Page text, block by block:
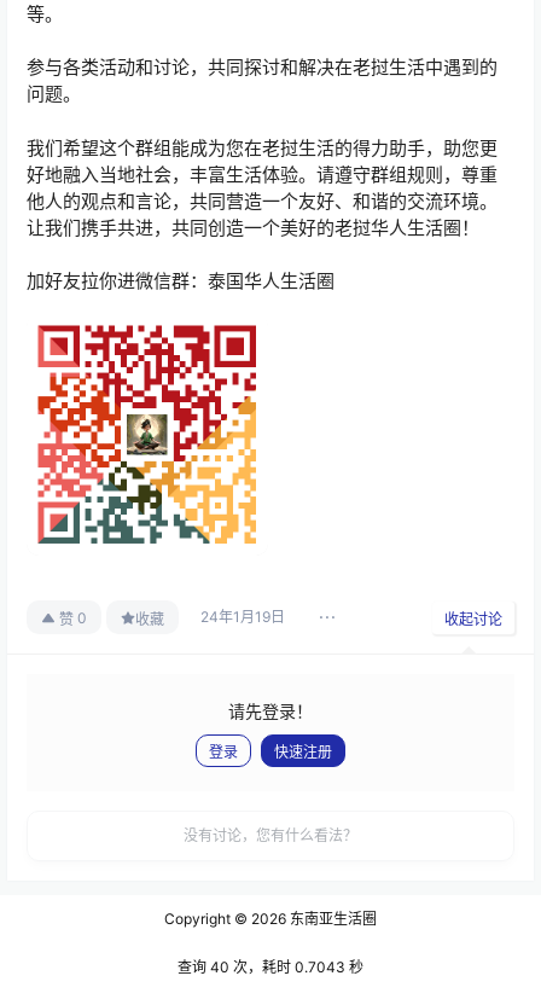
等。
参与各类活动和讨论，共同探讨和解决在老挝生活中遇到的
问题。
我们希望这个群组能成为您在老挝生活的得力助手，助您更
好地融入当地社会，丰富生活体验。请遵守群组规则，尊重
他人的观点和言论，共同营造一个友好、和谐的交流环境。
让我们携手共进，共同创造一个美好的老挝华人生活圈！
加好友拉你进微信群：泰国华人生活圈
赞 0 收藏 24年1月19日 收起讨论
请先登录！
登录 快速注册
没有讨论，您有什么看法？
Copyright © 2026 东南亚生活圈
查询 40 次，耗时 0.7043 秒